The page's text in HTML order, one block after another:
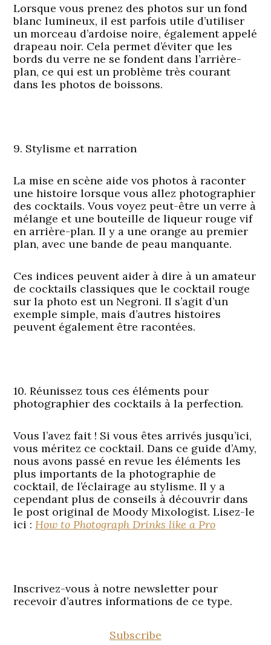
Lorsque vous prenez des photos sur un fond
blanc lumineux, il est parfois utile d’utiliser
un morceau d’ardoise noire, également appelé
drapeau noir. Cela permet d’éviter que les
bords du verre ne se fondent dans l’arrière-
plan, ce qui est un problème très courant
dans les photos de boissons.
9. Stylisme et narration
La mise en scène aide vos photos à raconter
une histoire lorsque vous allez photographier
des cocktails. Vous voyez peut-être un verre à
mélange et une bouteille de liqueur rouge vif
en arrière-plan. Il y a une orange au premier
plan, avec une bande de peau manquante.
Ces indices peuvent aider à dire à un amateur
de cocktails classiques que le cocktail rouge
sur la photo est un Negroni. Il s’agit d’un
exemple simple, mais d’autres histoires
peuvent également être racontées.
10. Réunissez tous ces éléments pour
photographier des cocktails à la perfection.
Vous l’avez fait ! Si vous êtes arrivés jusqu’ici,
vous méritez ce cocktail. Dans ce guide d’Amy,
nous avons passé en revue les éléments les
plus importants de la photographie de
cocktail, de l’éclairage au stylisme. Il y a
cependant plus de conseils à découvrir dans
le post original de Moody Mixologist. Lisez-le
ici :How to Photograph Drinks like a Pro
Inscrivez-vous à notre newsletter pour
recevoir d’autres informations de ce type.
Subscribe